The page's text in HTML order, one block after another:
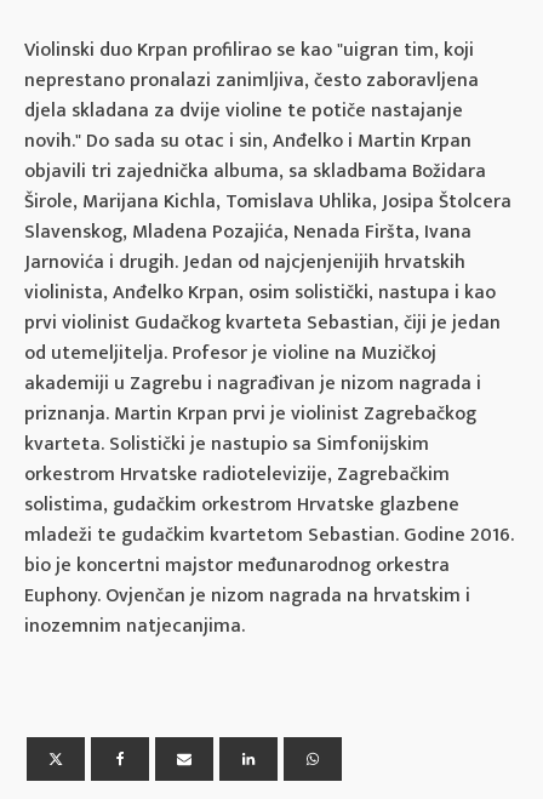
Violinski duo Krpan profilirao se kao "uigran tim, koji
neprestano pronalazi zanimljiva, često zaboravljena
djela skladana za dvije violine te potiče nastajanje
novih." Do sada su otac i sin, Anđelko i Martin Krpan
objavili tri zajednička albuma, sa skladbama Božidara
Širole, Marijana Kichla, Tomislava Uhlika, Josipa Štolcera
Slavenskog, Mladena Pozajića, Nenada Firšta, Ivana
Jarnovića i drugih. Jedan od najcjenjenijih hrvatskih
violinista, Anđelko Krpan, osim solistički, nastupa i kao
prvi violinist Gudačkog kvarteta Sebastian, čiji je jedan
od utemeljitelja. Profesor je violine na Muzičkoj
akademiji u Zagrebu i nagrađivan je nizom nagrada i
priznanja. Martin Krpan prvi je violinist Zagrebačkog
kvarteta. Solistički je nastupio sa Simfonijskim
orkestrom Hrvatske radiotelevizije, Zagrebačkim
solistima, gudačkim orkestrom Hrvatske glazbene
mladeži te gudačkim kvartetom Sebastian. Godine 2016.
bio je koncertni majstor međunarodnog orkestra
Euphony. Ovjenčan je nizom nagrada na hrvatskim i
inozemnim natjecanjima.